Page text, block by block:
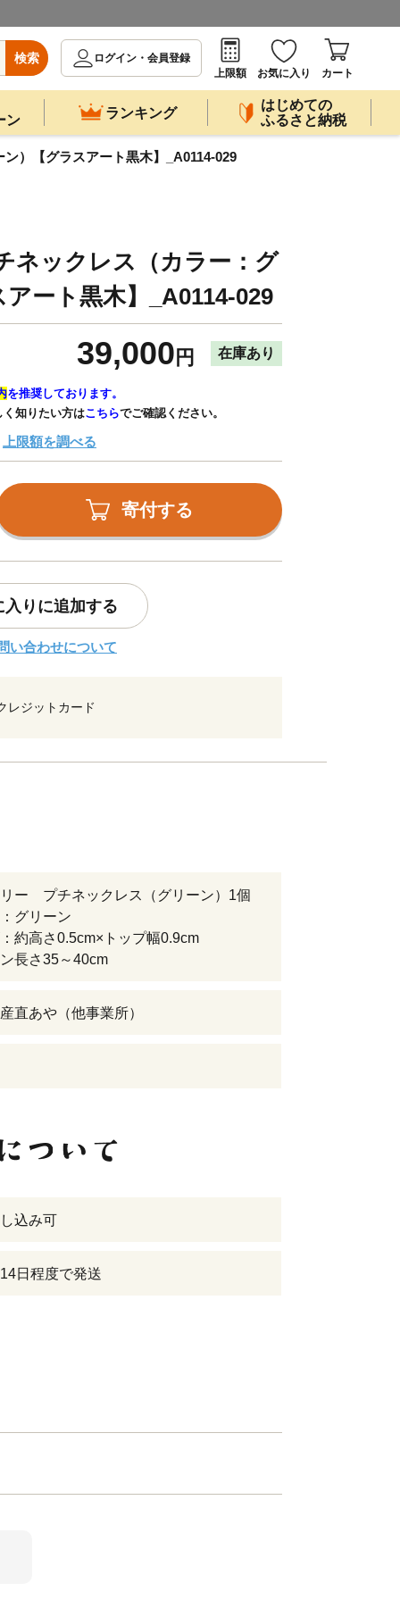
検索
ログイン・会員登録
上限額
お気に入り カート
ン ランキング
はじめての
ふるさと納税
）【グラスアート黒木】_A0114-029
ネックレス（カラー：グ
ート黒木】_A0114-029
39,000 円 在庫あり
を推奨しております。
知りたい方はこちらでご確認ください。
上限額を調べる
寄付する
入りに追加する
い合わせについて
レジットカード
ー プチネックレス（グリーン）1個
グリーン
約高さ0.5cm×トップ幅0.9cm
長さ35～40cm
直あや（他事業所）
込み可
日程度で発送